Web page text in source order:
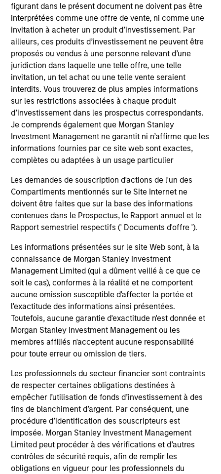
figurant dans le présent document ne doivent pas être
interprétées comme une offre de vente, ni comme une
invitation à acheter un produit d’investissement. Par
ailleurs, ces produits d’investissement ne peuvent être
proposés ou vendus à une personne relevant d’une
juridiction dans laquelle une telle offre, une telle
invitation, un tel achat ou une telle vente seraient
interdits. Vous trouverez de plus amples informations
sur les restrictions associées à chaque produit
d’investissement dans les prospectus correspondants.
Je comprends également que Morgan Stanley
Investment Management ne garantit ni n’affirme que les
informations fournies par ce site web sont exactes,
complètes ou adaptées à un usage particulier
Les demandes de souscription d'actions de l'un des
Compartiments mentionnés sur le Site Internet ne
doivent être faites que sur la base des informations
contenues dans le Prospectus, le Rapport annuel et le
Rapport semestriel respectifs (' Documents d'offre ').
Les informations présentées sur le site Web sont, à la
connaissance de Morgan Stanley Investment
Management Limited (qui a dûment veillé à ce que ce
soit le cas), conformes à la réalité et ne comportent
aucune omission susceptible d'affecter la portée et
l'exactitude des informations ainsi présentées.
Toutefois, aucune garantie d'exactitude n'est donnée et
Morgan Stanley Investment Management ou les
membres affiliés n'acceptent aucune responsabilité
pour toute erreur ou omission de tiers.
Les professionnels du secteur financier sont contraints
de respecter certaines obligations destinées à
empêcher l’utilisation de fonds d’investissement à des
fins de blanchiment d’argent. Par conséquent, une
procédure d’identification des souscripteurs est
imposée. Morgan Stanley Investment Management
Limited peut procéder à des vérifications et d’autres
contrôles de sécurité requis, afin de remplir les
obligations en vigueur pour les professionnels du
Resources
Our dedicated team offers client-focused
resources and expertise with technology-
based support and solutions.
Investment solutions
Strategies to meet a range of investor
cash-management needs – from liquidity
and money markets to ultra-short funds and
customized solutions.
Morgan Stanley Liquidity
Funds